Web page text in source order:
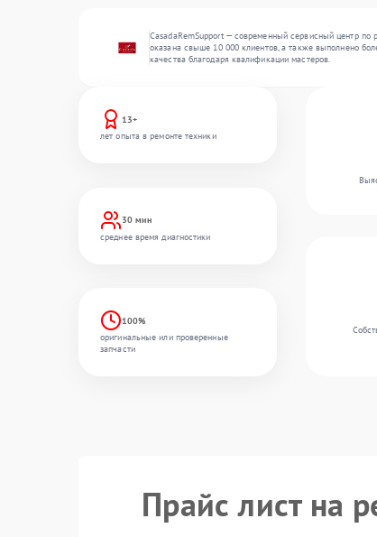
CasadaRemSupport — современный сервисный центр
оказана свыше 10 000 клиентов, а также выполнено
качества благодаря квалификации мастеров.
13+
лет опыта в ремонте техники
30 мин
среднее время диагностики
100%
оригинальные или проверенные
запчасти
Прайс лист на